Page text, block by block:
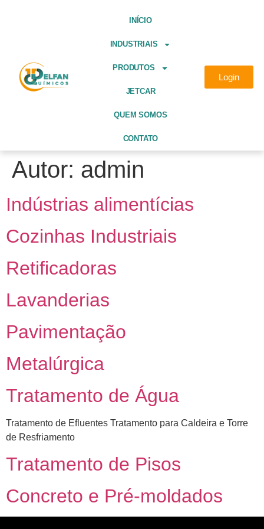
INÍCIO
INDUSTRIAIS
PRODUTOS
JETCAR
QUEM SOMOS
CONTATO
Login
Autor: admin
Indústrias alimentícias
Cozinhas Industriais
Retificadoras
Lavanderias
Pavimentação
Metalúrgica
Tratamento de Água
Tratamento de Efluentes Tratamento para Caldeira e Torre
de Resfriamento
Tratamento de Pisos
Concreto e Pré-moldados